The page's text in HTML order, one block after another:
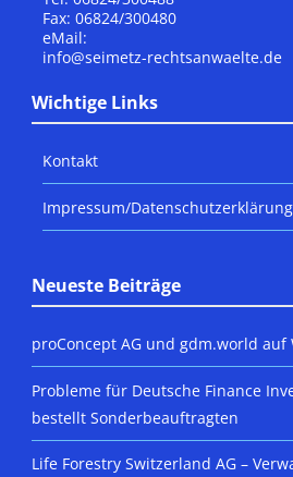
Fax: 06824/300480
eMail:
info@seimetz-rechtsanwaelte.de
Wichtige Links
Kontakt
Impressum/Datenschutzerklärung
Neueste Beiträge
proConcept AG und gdm.world auf
Probleme für Deutsche Finance
bestellt Sonderbeauftragten
Life Forestry Switzerland AG –